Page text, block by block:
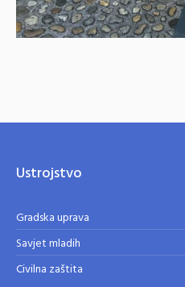
Ustrojstvo
Gradska uprava
Savjet mladih
Civilna zaštita